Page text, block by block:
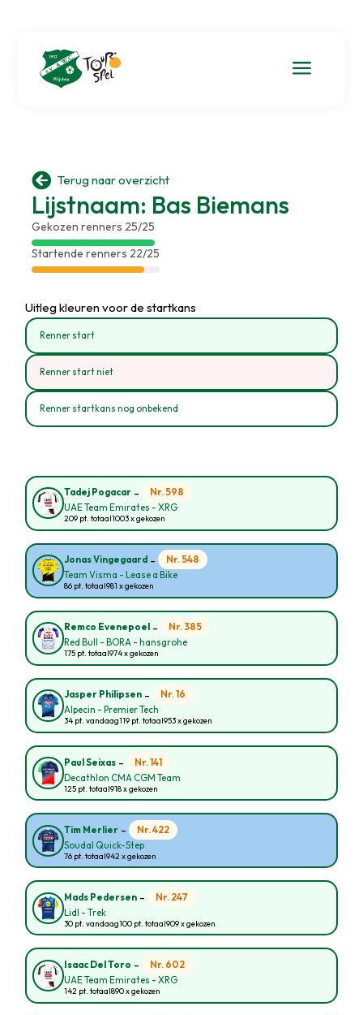
a
 Terug naar overzicht
Lijstnaam: Bas Biemans
Gekozen renners 25/25
Startende renners 22/25
Uitleg kleuren voor de startkans
Renner start
Renner start niet
Renner startkans nog onbekend
Tadej Pogacar - Nr. 598
UAE Team Emirates - XRG
209 pt. totaal1003 x gekozen
Jonas Vingegaard - Nr. 548
Team Visma - Lease a Bike
86 pt. totaal981 x gekozen
Remco Evenepoel - Nr. 385
Red Bull - BORA - hansgrohe
175 pt. totaal974 x gekozen
Jasper Philipsen - Nr. 16
Alpecin - Premier Tech
34 pt. vandaag119 pt. totaal953 x gekozen
Paul Seixas - Nr. 141
Decathlon CMA CGM Team
125 pt. totaal918 x gekozen
Tim Merlier - Nr. 422
Soudal Quick-Step
76 pt. totaal942 x gekozen
Mads Pedersen - Nr. 247
Lidl - Trek
30 pt. vandaag100 pt. totaal909 x gekozen
Isaac Del Toro - Nr. 602
UAE Team Emirates - XRG
142 pt. totaal890 x gekozen